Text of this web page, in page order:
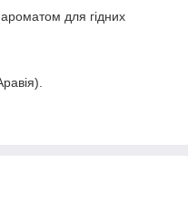
для гідних